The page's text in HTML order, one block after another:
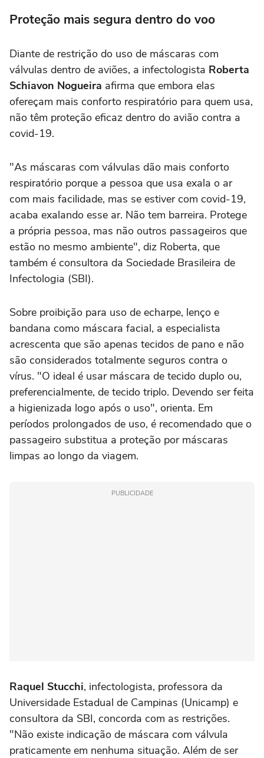
Proteção mais segura dentro do voo
Diante de restrição do uso de máscaras com
válvulas dentro de aviões, a infectologista Roberta
Schiavon Nogueira afirma que embora elas
ofereçam mais conforto respiratório para quem usa,
não têm proteção eficaz dentro do avião contra a
covid-19.
"As máscaras com válvulas dão mais conforto
respiratório porque a pessoa que usa exala o ar
com mais facilidade, mas se estiver com covid-19,
acaba exalando esse ar. Não tem barreira. Protege
a própria pessoa, mas não outros passageiros que
estão no mesmo ambiente", diz Roberta, que
também é consultora da Sociedade Brasileira de
Infectologia (SBI).
Sobre proibição para uso de echarpe, lenço e
bandana como máscara facial, a especialista
acrescenta que são apenas tecidos de pano e não
são considerados totalmente seguros contra o
vírus. "O ideal é usar máscara de tecido duplo ou,
preferencialmente, de tecido triplo. Devendo ser feita
a higienizada logo após o uso", orienta. Em
períodos prolongados de uso, é recomendado que o
passageiro substitua a proteção por máscaras
limpas ao longo da viagem.
PUBLICIDADE
Raquel Stucchi, infectologista, professora da
Universidade Estadual de Campinas (Unicamp) e
consultora da SBI, concorda com as restrições.
"Não existe indicação de máscara com válvula
praticamente em nenhuma situação. Além de ser